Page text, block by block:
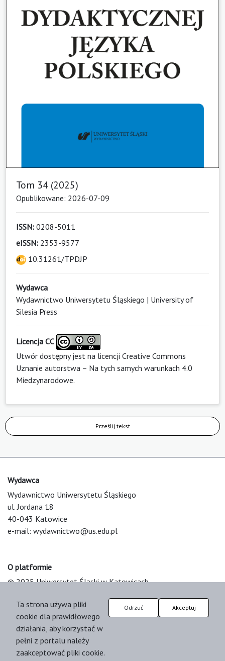
Tom 34 (2025)
Opublikowane: 2026-07-09
ISSN: 0208-5011
eISSN: 2353-9577
10.31261/TPDJP
Wydawca
Wydawnictwo Uniwersytetu Śląskiego | University of
Silesia Press
Licencja CC
Utwór dostępny jest na licencji Creative Commons
Uznanie autorstwa – Na tych samych warunkach 4.0
Miedzynarodowe.
Prześlij tekst
Wydawca
Wydawnictwo Uniwersytetu Śląskiego
ul. Jordana 18
40-043 Katowice
e-mail: wydawnictwo@us.edu.pl
O platformie
© 2025 Uniwersytet Śląski w Katowicach
Platform & Workflow by OJS/PKP
Ta strona używa pliki
cookie dla prawidłowego
działania, aby korzystać w
pełni z portalu należy
zaakceptować pliki cookie.
Odrzuć Akceptuj